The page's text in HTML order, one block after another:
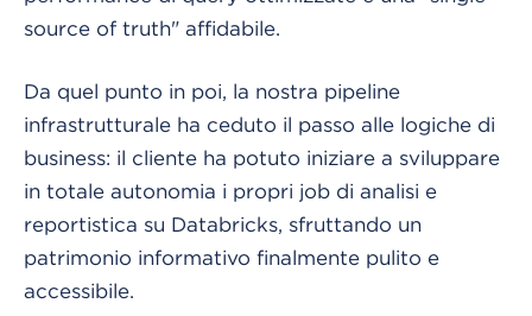
source of truth" affidabile.
Da quel punto in poi, la nostra pipeline
infrastrutturale ha ceduto il passo alle logiche di
business: il cliente ha potuto iniziare a sviluppare
in totale autonomia i propri job di analisi e
reportistica su Databricks, sfruttando un
patrimonio informativo finalmente pulito e
accessibile.